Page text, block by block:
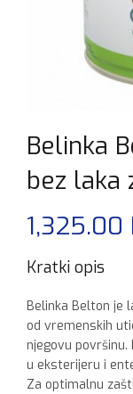
Belinka
bez laka
1,325.00
Kratki opis
Belinka Belton je
od vremenskih
njegovu
u eksterijeru i
Za optimalnu